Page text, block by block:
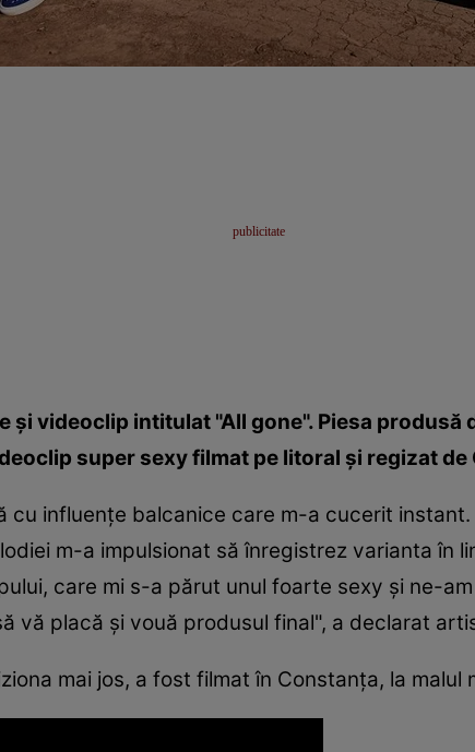
şi videoclip intitulat "All gone". Piesa produsă
super sexy filmat pe litoral şi regizat de
cu influenţe balcanice care m-a cucerit
m-a impulsionat să înregistrez varianta în
care mi s-a părut unul foarte sexy şi ne-
vă placă şi vouă produsul final", a declarat
mai jos, a fost filmat în Constanţa, la malul